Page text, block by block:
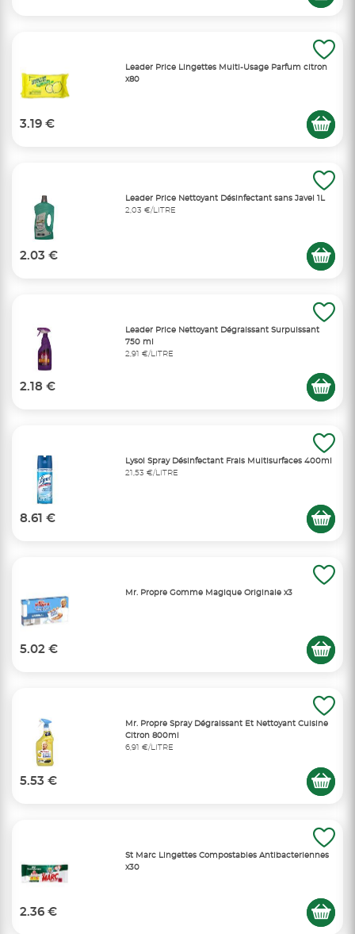
Leader Price Lingettes Multi-Usage Parfum citron
x80
3.19 €
Leader Price Nettoyant Désinfectant sans Javel 1L
2,03 €/LITRE
2.03 €
Leader Price Nettoyant Dégraissant Surpuissant
750 ml
2,91 €/LITRE
2.18 €
Lysol Spray Désinfectant Frais Multisurfaces 400ml
21,53 €/LITRE
8.61 €
Mr. Propre Gomme Magique Originale x3
5.02 €
Mr. Propre Spray Dégraissant Et Nettoyant Cuisine
Citron 800ml
6,91 €/LITRE
5.53 €
St Marc Lingettes Compostables Antibacteriennes
x30
2.36 €